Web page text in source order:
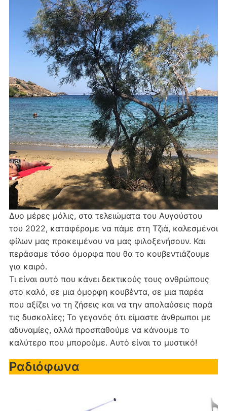
Δυο μέρες μόλις, στα τελειώματα του Αυγούστου
του 2022, καταφέραμε να πάμε στη Τζιά, καλεσμένοι
φίλων μας προκειμένου να μας φιλοξενήσουν. Και
περάσαμε τόσο όμορφα που θα το κουβεντιάζουμε
για καιρό.
Τι είναι αυτό που κάνει δεκτικούς τους ανθρώπους
στο καλό, σε μια όμορφη κουβέντα, σε μια παρέα
που αξίζει να τη ζήσεις και να την απολαύσεις παρά
τις δυσκολίες; Το γεγονός ότι είμαστε άνθρωποι με
αδυναμίες, αλλά προσπαθούμε να κάνουμε το
καλύτερο που μπορούμε. Αυτό είναι το μυστικό!
Ραδιόφωνα